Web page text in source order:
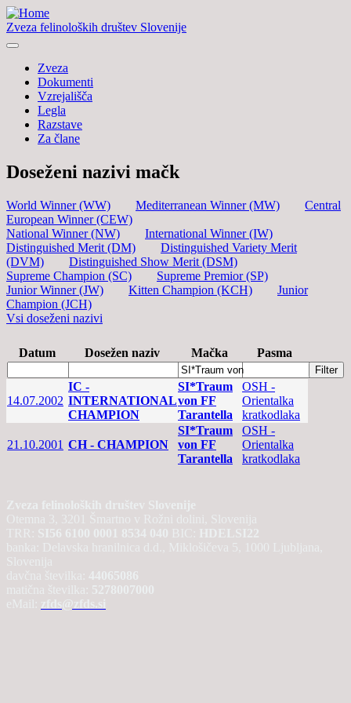
Zveza felinoloških društev Slovenije
Zveza
Dokumenti
Vzrejališča
Legla
Razstave
Za člane
Doseženi nazivi mačk
World Winner (WW) Mediterranean Winner (MW)
Central
European Winner (CEW)
National Winner (NW)
International Winner (IW)
Distinguished Merit (DM)
Distinguished Variety Merit
(DVM)
Distinguished Show Merit (DSM)
Supreme Champion (SC)
Supreme Premior (SP)
Junior Winner (JW)
Kitten Champion (KCH)
Junior
Champion (JCH)
Vsi doseženi nazivi
Datum Dosežen naziv Mačka Pasma
14.07.2002
IC -
INTERNATIONAL
CHAMPION
SI*Traum
von FF
Tarantella
OSH -
Orientalka
kratkodlaka
21.10.2001 CH - CHAMPION
SI*Traum
von FF
Tarantella
OSH -
Orientalka
kratkodlaka